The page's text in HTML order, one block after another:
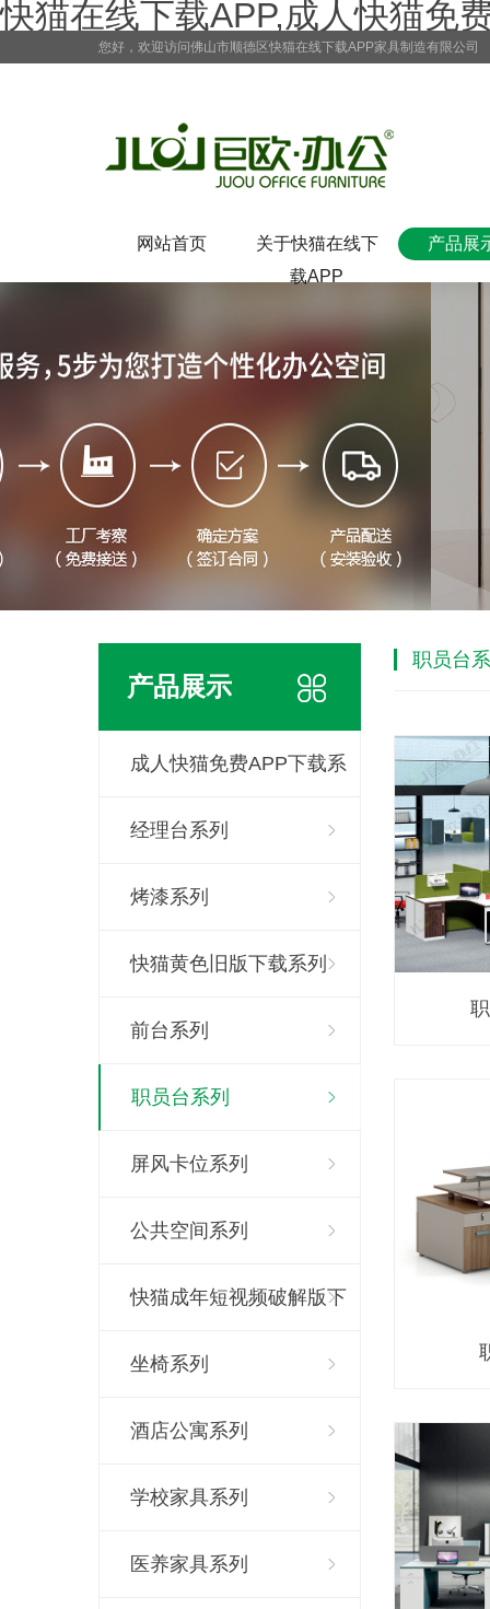
快猫在线下载APP,成人快猫免
您好，欢迎访问佛山市顺德区快猫在线下载APP家具制造有限公司
网站首页
关于快猫在线下
载APP
产品展
产品展示
成人快猫免费APP下载系
列
经理台系列
烤漆系列
快猫黄色旧版下载系列
前台系列
职员台系列
屏风卡位系列
公共空间系列
快猫成年短视频破解版下
载系列
坐椅系列
酒店公寓系列
学校家具系列
医养家具系列
职员台